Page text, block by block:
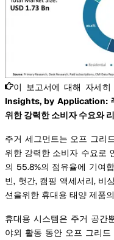
이 보고서에 대해 자세히
Insights, by Application:
위한 강력한 소비자 수요와
주거 세그먼트는 오프 그리
위한 강력한 소비자 수요로
의 55.8%의 점유율에 기여
빈, 헛간, 캠핑 액세서리, 비
션을위한 휴대용 태양 제품
휴대용 시스템은 주거 공간
야외 활동 동안 오프 그리